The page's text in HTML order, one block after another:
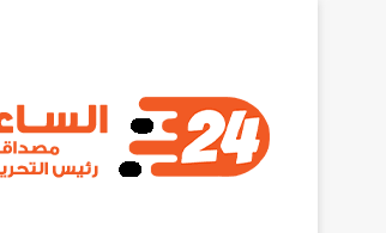
أخبار عاجلة سيناتور أمريكي يخرج